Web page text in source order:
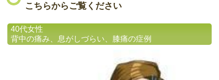
こちらからご覧ください
40代女性
背中の痛み、息がしづらい、膝痛の症例